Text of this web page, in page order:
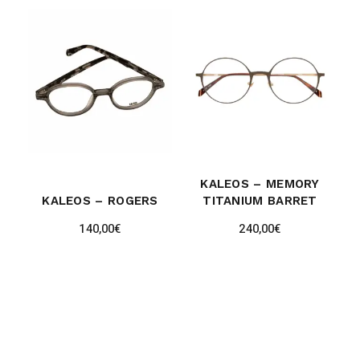
KALEOS – ROGERS
140,00€
KALEOS – MEMORY
TITANIUM BARRET
240,00€